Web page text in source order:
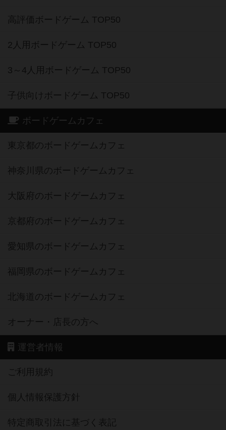
高評価ボードゲーム TOP50
2人用ボードゲーム TOP50
3～4人用ボードゲーム TOP50
子供向けボードゲーム TOP50
ボードゲームカフェ
東京都のボードゲームカフェ
神奈川県のボードゲームカフェ
大阪府のボードゲームカフェ
京都府のボードゲームカフェ
愛知県のボードゲームカフェ
福岡県のボードゲームカフェ
北海道のボードゲームカフェ
オーナー・店長の方へ
運営者情報
ご利用規約
個人情報保護方針
特定商取引法に基づく表記